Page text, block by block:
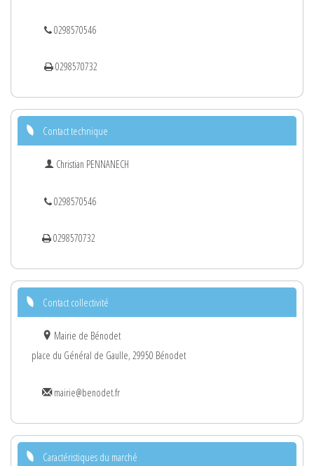
0298570546
0298570732
Contact technique
Christian PENNANECH
0298570546
0298570732
Contact collectivité
Mairie de Bénodet
place du Général de Gaulle, 29950 Bénodet
mairie@benodet.fr
Caractéristiques du marché